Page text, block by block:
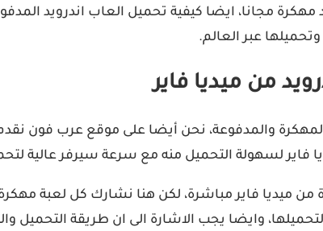
مجانا، ايضا كيفية تحميل العاب اندرويد
وتحميلها عبر العالم.
من ميديا فاير
والمدفوعة، نحن أيضا على موقع عرب فون
فاير لسهولة التحميل منه مع سرعة سيرفر عالية
ميديا فاير مباشرة، لكن هنا نشارك كل لعبة
وايضا يجب الاشارة الى ان طريقة